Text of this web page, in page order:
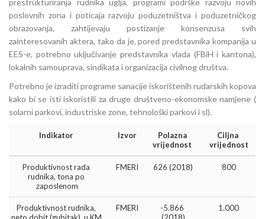
prestrukturiranja rudnika uglja, programi podrške razvoju novih
poslovnih zona i poticaja razvoju poduzetništva i poduzetničkog
obrazovanja, zahtijevaju postizanje konsenzusa svih
zainteresovanih aktera, tako da je, pored predstavnika kompanija u
EES-e, potrebno uključivanje predstavnika vlada (FBiH i kantona),
lokalnih samouprava, sindikata i organizacija civilnog društva.
Potrebno je izraditi programe sanacije iskorištenih rudarskih kopova
kako bi se isti iskoristili za druge društveno-ekonomske namjene (
solarni parkovi, industriske zone, tehnološki parkovi i sl).
Indikator Izvor
Polazna
vrijednost
Ciljna
vrijednost
Produktivnost rada
rudnika, tona po
zaposlenom
FMERI 626 (2018) 800
Produktivnost rudnika,
FMERI
-5.866
1.000